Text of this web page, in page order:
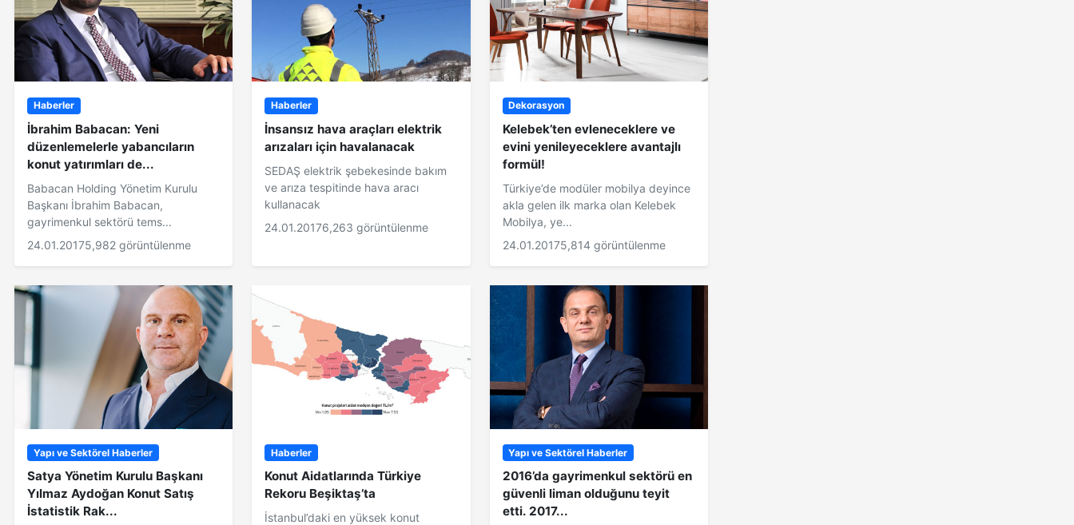
Haberler
İbrahim Babacan: Yeni
düzenlemelerle yabancıların
konut yatırımları de...
Babacan Holding Yönetim Kurulu
Başkanı İbrahim Babacan,
gayrimenkul sektörü tems...
24.01.20175,982 görüntülenme
Haberler
İnsansız hava araçları elektrik
arızaları için havalanacak
SEDAŞ elektrik şebekesinde bakım
ve arıza tespitinde hava aracı
kullanacak
24.01.20176,263 görüntülenme
Dekorasyon
Kelebek’ten evleneceklere ve
evini yenileyeceklere avantajlı
formül!
Türkiye’de modüler mobilya deyince
akla gelen ilk marka olan Kelebek
Mobilya, ye...
24.01.20175,814 görüntülenme
Yapı ve Sektörel Haberler
Satya Yönetim Kurulu Başkanı
Yılmaz Aydoğan Konut Satış
İstatistik Rak...
Haberler
Konut Aidatlarında Türkiye
Rekoru Beşiktaş’ta
İstanbul’daki en yüksek konut
Yapı ve Sektörel Haberler
2016’da gayrimenkul sektörü en
güvenli liman olduğunu teyit
etti. 2017...